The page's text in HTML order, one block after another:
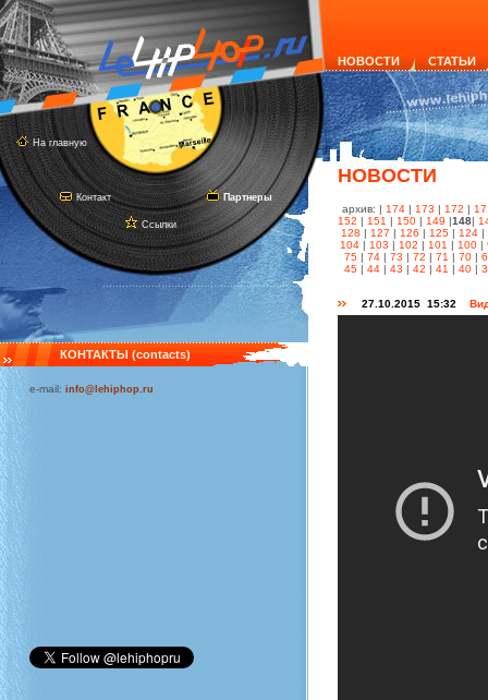
На главную
Контакт
Ссылки
Партнеры
НОВОСТИ СТАТЬИ
НОВОСТИ
КОНТАКТЫ (contacts)
e-mail: info@lehiphop.ru
архив: | 174 | 173 | 172 |
152 | 151 | 150 | 149 |148|
128 | 127 | 126 | 125 | 124 |
104 | 103 | 102 | 101 | 100 |
75 |74 |73 |72 |71 |70 |
45 |44 |43 |42 |41 |40 |
27.10.2015 15:32